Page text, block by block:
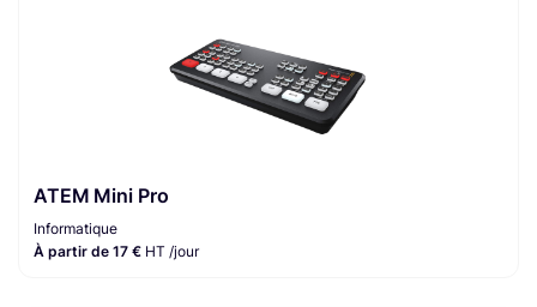
ATEM Mini Pro
Informatique
À partir de 17 € HT /jour